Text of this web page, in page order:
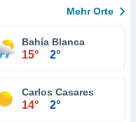
Mehr Orte
Bahía Blanca
15° 2°
Carlos Casares
14° 2°